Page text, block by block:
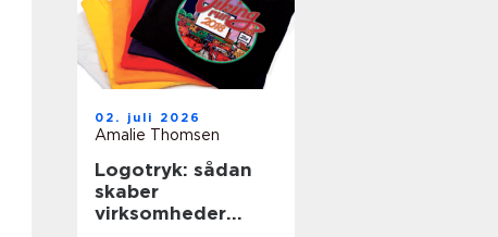
02. juli 2026
Amalie Thomsen
Logotryk: sådan
skaber
virksomheder